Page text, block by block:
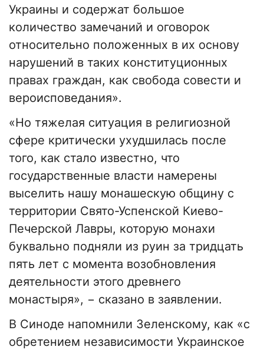
Украины и содержат большое
количество замечаний и оговорок
относительно положенных в их основу
нарушений в таких конституционных
правах граждан, как свобода совести и
вероисповедания».
«Но тяжелая ситуация в религиозной
сфере критически ухудшилась после
того, как стало известно, что
государственные власти намерены
выселить нашу монашескую общину с
территории Свято-Успенской Киево-
Печерской Лавры, которую монахи
буквально подняли из руин за тридцать
пять лет с момента возобновления
деятельности этого древнего
монастыря», − сказано в заявлении.
В Синоде напомнили Зеленскому, как «с
обретением независимости Украинское